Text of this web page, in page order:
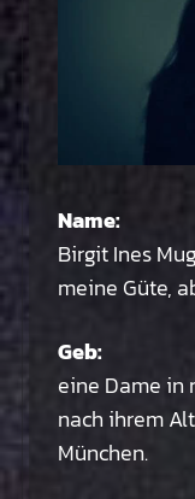
Name:
Birgit Ines
meine Güte,
Geb:
eine Dame in
nach ihrem
München.